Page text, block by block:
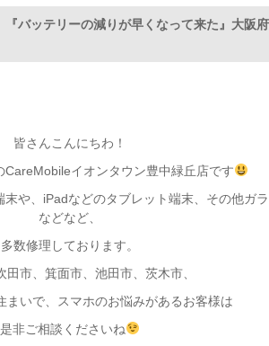
バッテリーの減りが早くなって来た』大阪
皆さんこんにちわ！
CareMobileイオンタウン豊中緑丘店です
や、iPadなどのタブレット端末、その他ガ
などなど、
多数修理しております。
田市、箕面市、池田市、茨木市、
まいで、スマホのお悩みがあるお客様は
是非ご相談くださいね